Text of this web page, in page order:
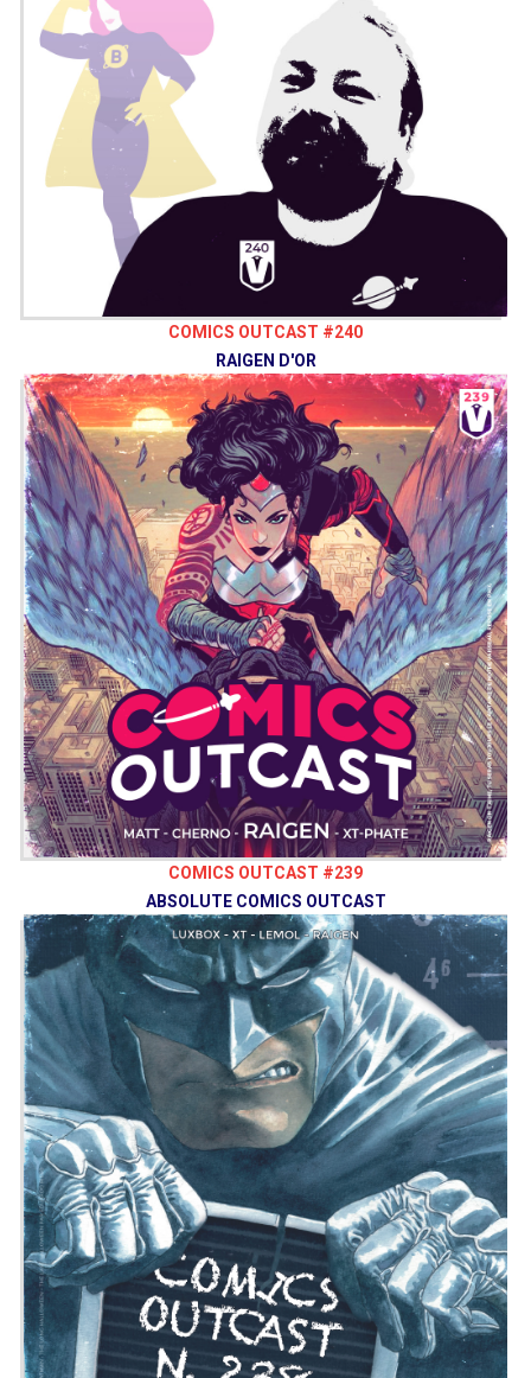
COMICS OUTCAST #240
RAIGEN D'OR
COMICS OUTCAST #239
ABSOLUTE COMICS OUTCAST